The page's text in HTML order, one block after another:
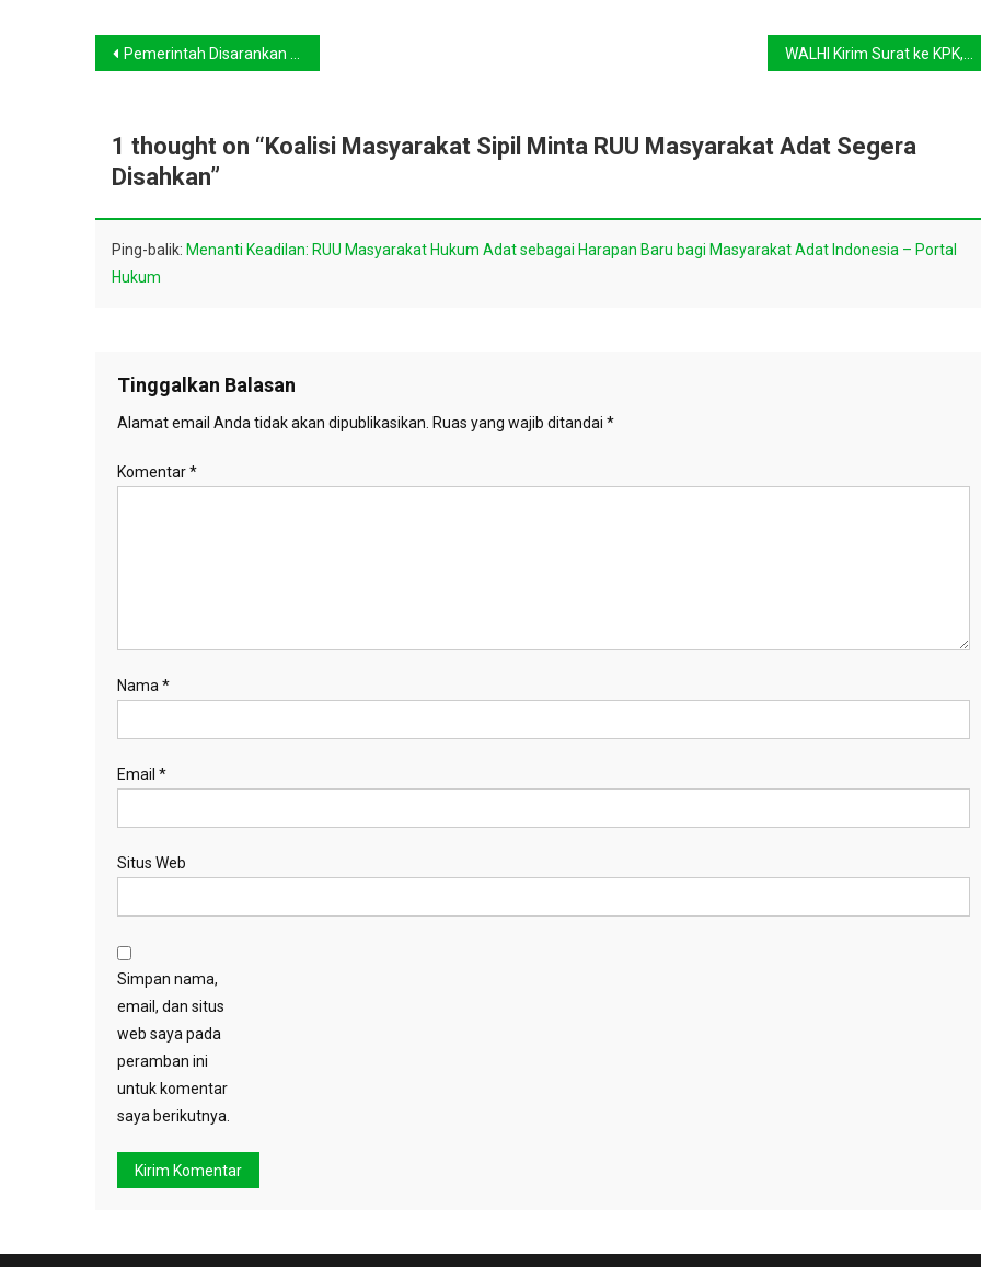
Navigasi
Pemerintah Disarankan Bentuk Lembaga Untuk Kelola Dana Green Climate Fund Sebesar USD 103,8 Juta
1 thought on “Koalisi Masyarakat Sipil Minta RUU Masyarakat Adat Segera
Disahkan”
Ping-balik: Menanti Keadilan: RUU Masyarakat Hukum Adat sebagai Harapan Baru bagi Masyarakat Adat Indonesia – Portal
Hukum
Tinggalkan Balasan
Alamat email Anda tidak akan dipublikasikan. Ruas yang wajib ditandai *
Komentar*
Nama *
Email *
Situs Web
Simpan nama,
email, dan situs
web saya pada
peramban ini
untuk komentar
saya berikutnya.